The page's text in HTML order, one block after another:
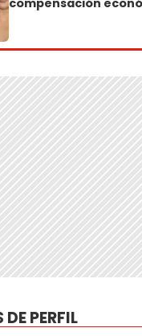
PERFIL